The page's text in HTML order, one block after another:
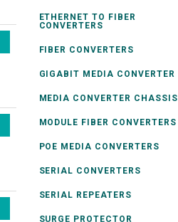
ETHERNET TO FIBER
CONVERTERS
FIBER CONVERTERS
GIGABIT MEDIA CONVERTER
MEDIA CONVERTER CHASSIS
MODULE FIBER CONVERTERS
POE MEDIA CONVERTERS
SERIAL CONVERTERS
SERIAL REPEATERS
SURGE PROTECTOR